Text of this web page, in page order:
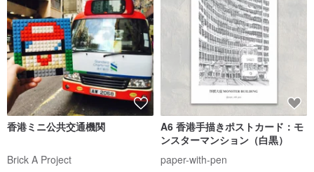
香港ミニ公共交通機関
Brick A Project
A6 香港手描きポストカード：モ
ンスターマンション（白黒）
paper-with-pen